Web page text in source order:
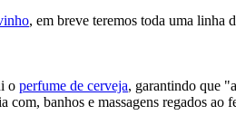
, em breve teremos toda uma linha
o perfume de cerveja, garantindo que
banhos e massagens regados ao